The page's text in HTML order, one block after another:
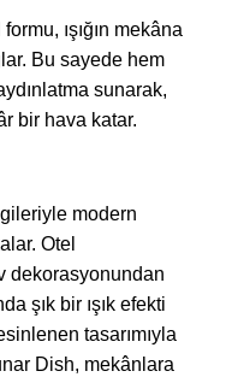
ışığın mekâna
Bu sayede hem
sunarak,
bir hava katar.
modern
Otel
dekorasyonundan
şık bir ışık efekti
tasarımıyla
Dish, mekânlara